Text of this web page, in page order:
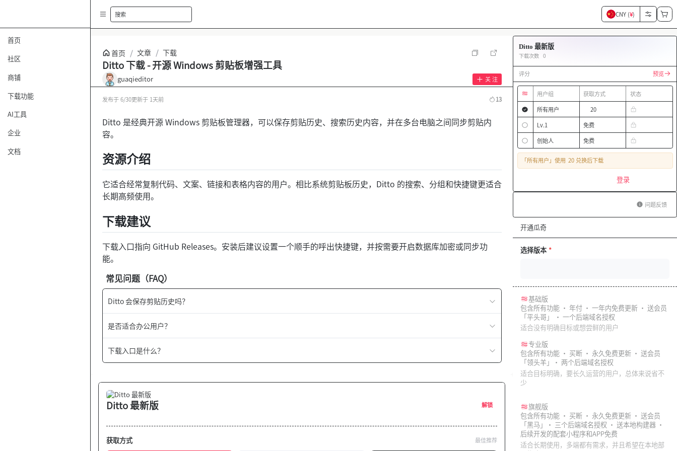
首页
社区
商铺
下载功能
AI工具
企业
文档
搜索 CNY (¥)
首页 / 文章 / 下载
Ditto 下载 - 开源 Windows 剪贴板增强工具
guaqieditor 关 注
发布于6/30更新于 1天前 13
Ditto 是经典开源 Windows 剪贴板管理器，可以保存剪贴历史、搜索历史内容，并在多台电脑之间同步剪贴内
容。
资源介绍
它适合经常复制代码、文案、链接和表格内容的用户。相比系统剪贴板历史，Ditto 的搜索、分组和快捷键更适合
长期高频使用。
下载建议
下载入口指向 GitHub Releases。安装后建议设置一个顺手的呼出快捷键，并按需要开启数据库加密或同步功
能。
常见问题（FAQ）
Ditto 会保存剪贴历史吗？
是否适合办公用户？
下载入口是什么？
Ditto 最新版 解锁
获取方式 最佳推荐
Ditto 最新版
下载次数 0
评分 预览
用户组 获取方式
状态
所有用户
20
Lv.1
免费
创始人
免费
「所有用户」使用 20 兑换后下载
登录
问题反馈
开通瓜奇
选择版本 *
基础版
包含所有功能 · 年付 · 一年内免费更新 · 送会员
「平头哥」 · 一个后端域名授权
适合没有明确目标或想尝鲜的用户
专业版
包含所有功能 · 买断 · 永久免费更新 · 送会员
「领头羊」· 两个后端域名授权
适合目标明确，要长久运营的用户，总体来说省不
少
旗舰版
包含所有功能 · 买断 · 永久免费更新 · 送会员
「黑马」· 三个后端域名授权 · 送本地构建器 ·
后续开发的配套小程序和APP免费
适合长期使用，多端都有需求，并且希望在本地部